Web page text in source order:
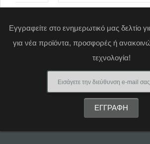
Εγγραφείτε στο ενημερωτικό μας δελτίο
για νέα προϊόντα, προσφορές ή
τεχνολογία!